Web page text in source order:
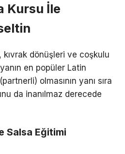
Kursu İle
dönüşleri ve coşkulu
en popüler Latin
olmasının yanı sıra
da inanılmaz derecede
Salsa Eğitimi